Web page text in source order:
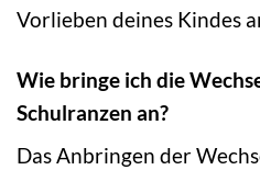
Vorlieben deines Kindes
Wie bringe ich die
Schulranzen an?
Das Anbringen der